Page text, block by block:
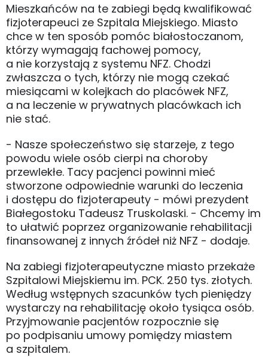
Mieszkańców na te zabiegi będą kwalifikować
fizjoterapeuci ze Szpitala Miejskiego. Miasto
chce w ten sposób pomóc białostoczanom,
którzy wymagają fachowej pomocy,
a nie korzystają z systemu NFZ. Chodzi
zwłaszcza o tych, którzy nie mogą czekać
miesiącami w kolejkach do placówek NFZ,
a na leczenie w prywatnych placówkach ich
nie stać.
- Nasze społeczeństwo się starzeje, z tego
powodu wiele osób cierpi na choroby
przewlekłe. Tacy pacjenci powinni mieć
stworzone odpowiednie warunki do leczenia
i dostępu do fizjoterapeuty - mówi prezydent
Białegostoku Tadeusz Truskolaski. - Chcemy im
to ułatwić poprzez organizowanie rehabilitacji
finansowanej z innych źródeł niż NFZ - dodaje.
Na zabiegi fizjoterapeutyczne miasto przekaże
Szpitalowi Miejskiemu im. PCK. 250 tys. złotych.
Według wstępnych szacunków tych pieniędzy
wystarczy na rehabilitację około tysiąca osób.
Przyjmowanie pacjentów rozpocznie się
po podpisaniu umowy pomiędzy miastem
a szpitalem.